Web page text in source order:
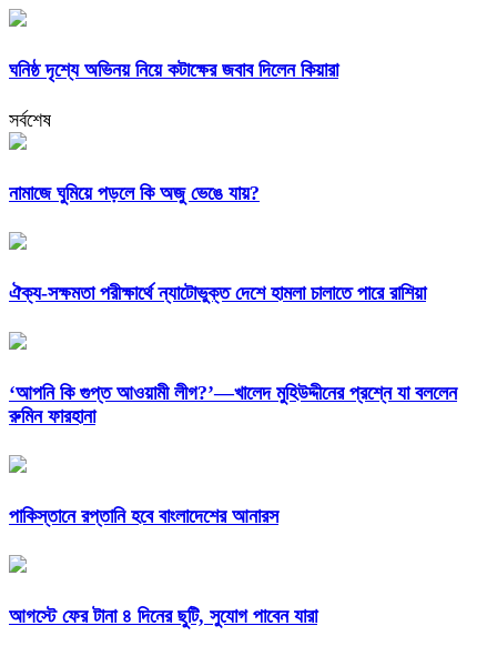
ঘনিষ্ঠ দৃশ্যে অভিনয় নিয়ে কটাক্ষের জবাব দিলেন কিয়ারা
সর্বশেষ
নামাজে ঘুমিয়ে পড়লে কি অজু ভেঙে যায়?
ঐক্য-সক্ষমতা পরীক্ষার্থে ন্যাটোভুক্ত দেশে হামলা চালাতে পারে রাশিয়া
‘আপনি কি গুপ্ত আওয়ামী লীগ?’—খালেদ মুহিউদ্দীনের প্রশ্নে যা বললেন
রুমিন ফারহানা
পাকিস্তানে রপ্তানি হবে বাংলাদেশের আনারস
আগস্টে ফের টানা ৪ দিনের ছুটি, সুযোগ পাবেন যারা